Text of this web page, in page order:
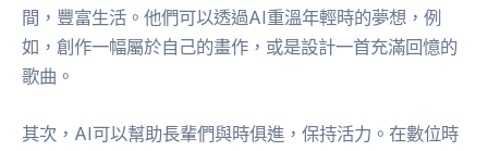
間，豐富生活。他們可以透過AI重溫年輕時的夢想，例
如，創作一幅屬於自己的畫作，或是設計一首充滿回憶的
歌曲。
其次，AI可以幫助長輩們與時俱進，保持活力。在數位時